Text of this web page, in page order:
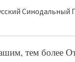
Синодальный
тем более